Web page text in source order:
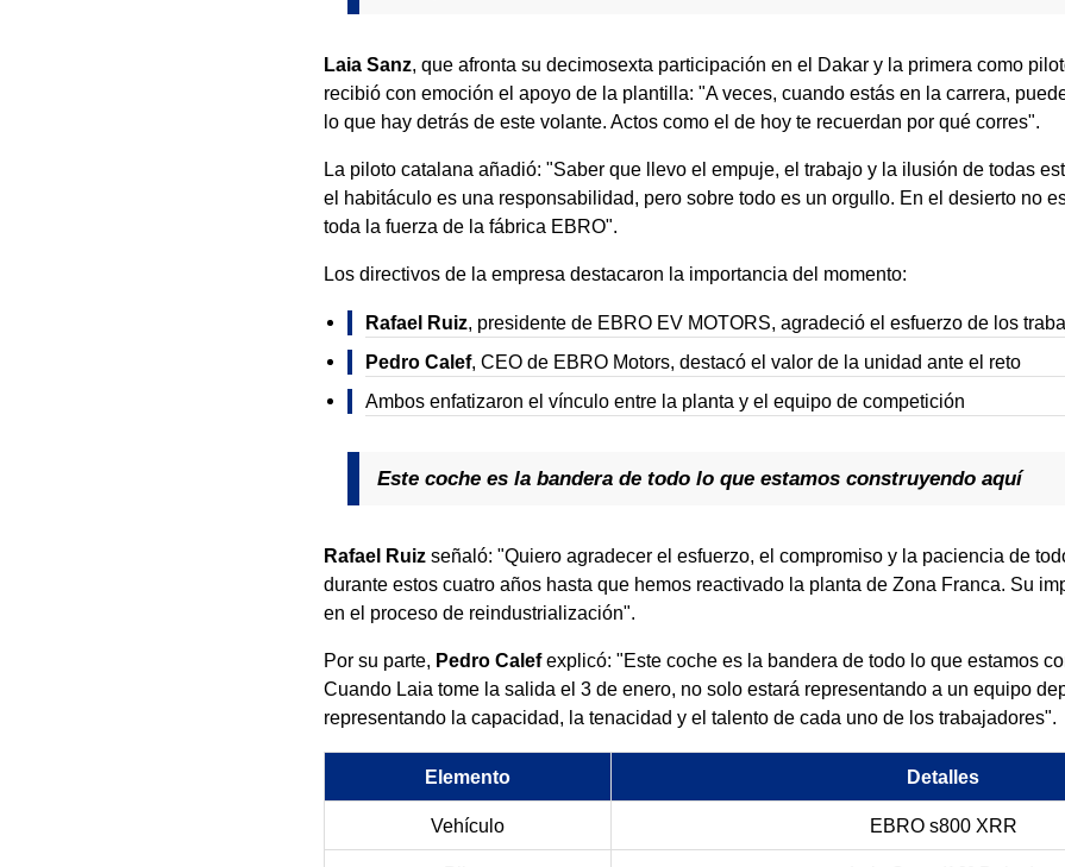
Laia Sanz, que afronta su decimosexta participación en el Dakar y la primera como
recibió con emoción el apoyo de la plantilla: "A veces, cuando estás en la carrera,
lo que hay detrás de este volante. Actos como el de hoy te recuerdan por qué corres".
La piloto catalana añadió: "Saber que llevo el empuje, el trabajo y la ilusión de todas
el habitáculo es una responsabilidad, pero sobre todo es un orgullo. En el desierto no
toda la fuerza de la fábrica EBRO".
Los directivos de la empresa destacaron la importancia del momento:
Rafael Ruiz, presidente de EBRO EV MOTORS, agradeció el esfuerzo de los
Pedro Calef, CEO de EBRO Motors, destacó el valor de la unidad ante el reto
Ambos enfatizaron el vínculo entre la planta y el equipo de competición
Este coche es la bandera de todo lo que estamos construyendo aquí
Rafael Ruiz señaló: "Quiero agradecer el esfuerzo, el compromiso y la paciencia de
durante estos cuatro años hasta que hemos reactivado la planta de Zona Franca. Su
en el proceso de reindustrialización".
Por su parte, Pedro Calefexplicó: "Este coche es la bandera de todo lo que estamos
Cuando Laia tome la salida el 3 de enero, no solo estará representando a un equipo
representando la capacidad, la tenacidad y el talento de cada uno de los trabajadores".
Elemento Detalles
Vehículo EBRO s800 XRR